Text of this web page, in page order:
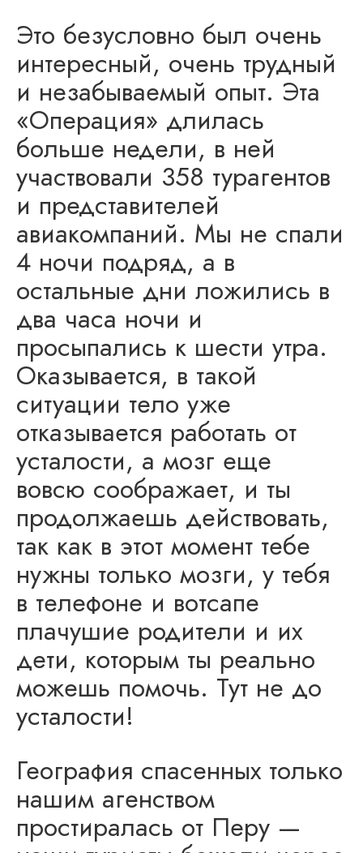
Это безусловно был очень
интересный, очень трудный
и незабываемый опыт. Эта
«Операция» длилась
больше недели, в ней
участвовали 358 турагентов
и представителей
авиакомпаний. Мы не спали
4 ночи подряд, а в
остальные дни ложились в
два часа ночи и
просыпались к шести утра.
Оказывается, в такой
ситуации тело уже
отказывается работать от
усталости, а мозг еще
вовсю соображает, и ты
продолжаешь действовать,
так как в этот момент тебе
нужны только мозги, у тебя
в телефоне и вотсапе
плачушие родители и их
дети, которым ты реально
можешь помочь. Тут не до
усталости!
География спасенных только
нашим агенством
простиралась от Перу —